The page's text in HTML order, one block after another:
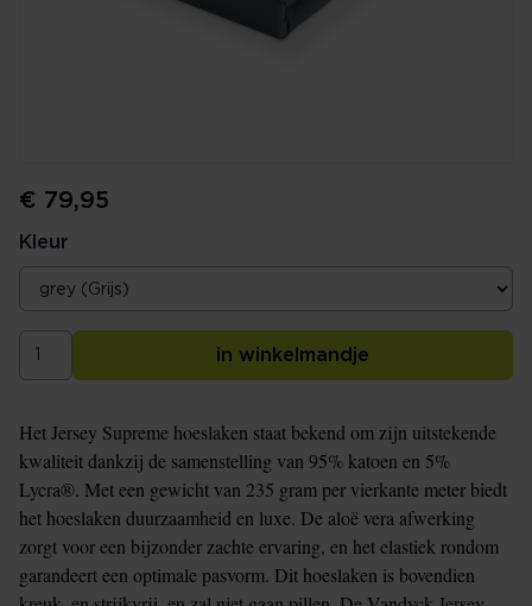
€ 79,95
Kleur
in winkelmandje
Het Jersey Supreme hoeslaken staat bekend om zijn uitstekende
kwaliteit dankzij de samenstelling van 95% katoen en 5%
Lycra®. Met een gewicht van 235 gram per vierkante meter biedt
het hoeslaken duurzaamheid en luxe. De aloë vera afwerking
zorgt voor een bijzonder zachte ervaring, en het elastiek rondom
garandeert een optimale pasvorm. Dit hoeslaken is bovendien